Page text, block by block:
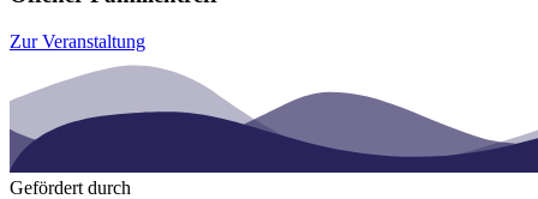
Zur Veranstaltung
Gefördert durch